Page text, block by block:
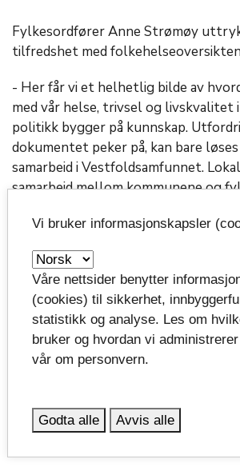
Fylkesordfører Anne Strømøy
tilfredshet med
- Her får vi et helhetlig bilde av
med vår helse, trivsel og livskvalitet
politikk bygger på kunnskap.
dokumentet peker på, kan bare
samarbeid i Vestfoldsamfunnet.
samarbeid mellom kommunene og
Strømøy.
Unik kunnskap
Mye av statistikken i dokumentet er
regionale befolkningsundersøkelser
fylkeskommunen har tilrettelagt for, i
(Kompetansesenter for rus region
Vi bruker informasjonskapsler
Våre nettsider benytter
(cookies) til sikkerhet,
statistikk og analyse. Les om
bruker og hvordan vi
vår om personvern.
Godta alle Avvis alle